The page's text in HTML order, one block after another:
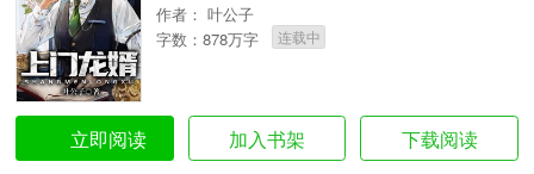
作者： 叶公子
字数：878万字
连载中
立即阅读 加入书架 下载阅读